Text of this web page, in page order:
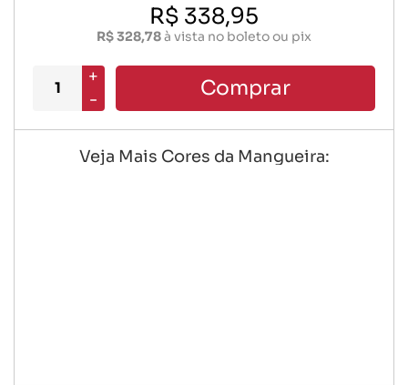
R$ 338,95
R$ 328,78à vista no boleto ou pix
+
-
Comprar
Veja Mais Cores da Mangueira: